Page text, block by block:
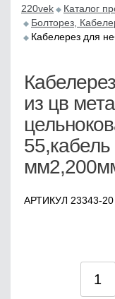
220vek Каталог
Болторез,
Кабелерез для
из цв
АРТИКУЛ 23343-20